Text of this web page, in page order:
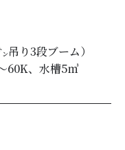
り3段ブーム）
60K、水槽5㎥